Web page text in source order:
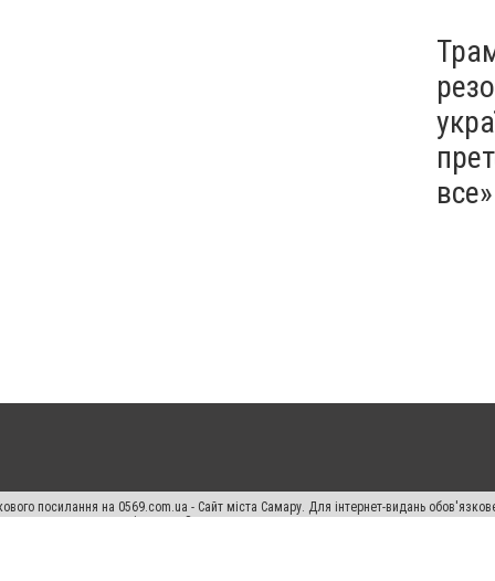
все»
посилання на 0569.com.ua - Сайт міста Самару. Для інтернет-видань
прав переслідується Законом.